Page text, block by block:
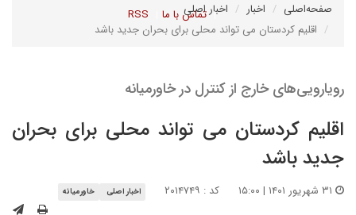
تماس با ما RSS صفحه‌اصلی اخبار
اخبار اصلی
اقلیم کردستان می تواند محلی برای بحران جدید باشد
رویارویی‌های خارج از کنترل در خاورمیانه
اقلیم کردستان می تواند محلی برای بحران
جدید باشد
کد : ۲۰۱۴۷۴۹ اخبار اصلی خاورمیانه